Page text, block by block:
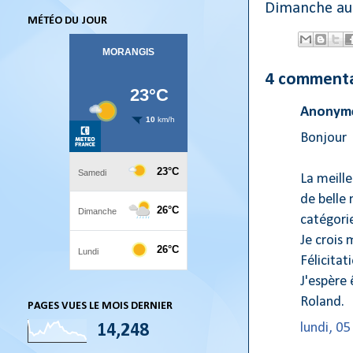
Dimanche
4
Bonjour
La
de belle
Je crois
Roland.
lundi,
MÉTÉO DU JOUR
PAGES VUES LE MOIS DERNIER
14,248